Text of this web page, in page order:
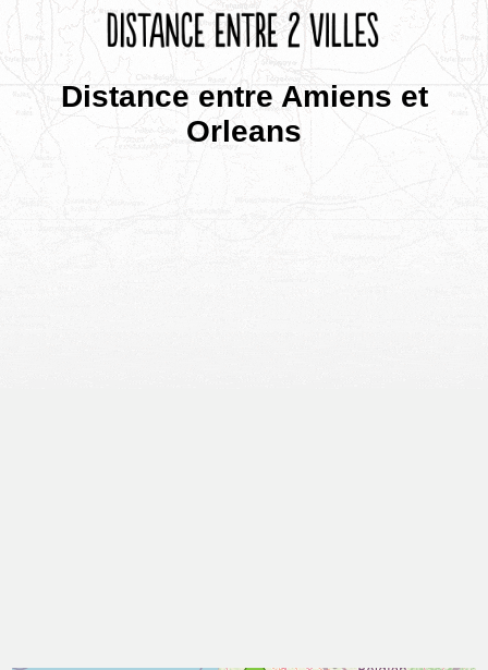
Distance entre Amiens et
Orleans